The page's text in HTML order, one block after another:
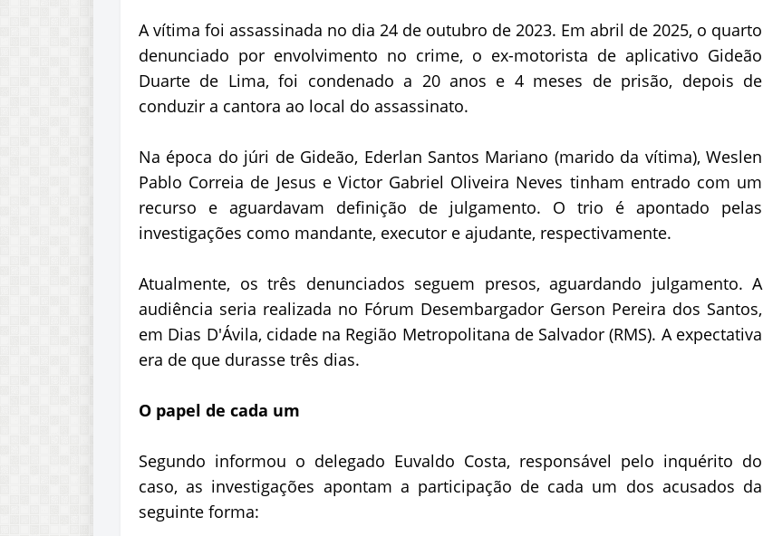
A vítima foi assassinada no dia 24 de outubro de 2023. Em abril de 2025, o quarto
denunciado por envolvimento no crime, o ex-motorista de aplicativo Gideão
Duarte de Lima, foi condenado a 20 anos e 4 meses de prisão, depois de
conduzir a cantora ao local do assassinato.
Na época do júri de Gideão, Ederlan Santos Mariano (marido da vítima), Weslen
Pablo Correia de Jesus e Victor Gabriel Oliveira Neves tinham entrado com um
recurso e aguardavam definição de julgamento. O trio é apontado pelas
investigações como mandante, executor e ajudante, respectivamente.
Atualmente, os três denunciados seguem presos, aguardando julgamento. A
audiência seria realizada no Fórum Desembargador Gerson Pereira dos Santos,
em Dias D'Ávila, cidade na Região Metropolitana de Salvador (RMS). A expectativa
era de que durasse três dias.
O papel de cada um
Segundo informou o delegado Euvaldo Costa, responsável pelo inquérito do
caso, as investigações apontam a participação de cada um dos acusados da
seguinte forma: